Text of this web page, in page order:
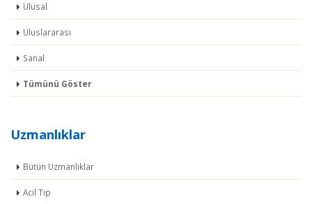
Ulusal
Uluslararası
Sanal
Tümünü Göster
Uzmanlıklar
Bütün Uzmanlıklar
Acil Tıp